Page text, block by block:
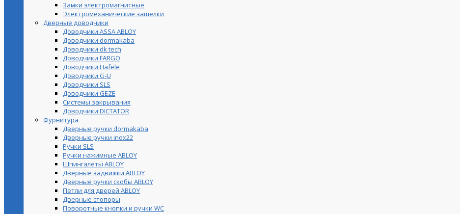
Замки электромагнитные
Электромеханические защелки
Дверные доводчики
Доводчики ASSA ABLOY
Доводчики dormakaba
Доводчики dk tech
Доводчики FARGO
Доводчики Hafele
Доводчики G-U
Доводчики SLS
Доводчики GEZE
Cистемы закрывания
Доводчики DICTATOR
Фурнитура
Дверные ручки dormakaba
Дверные ручки inox22
Ручки SLS
Ручки нажимные ABLOY
Шпингалеты ABLOY
Дверные задвижки ABLOY
Дверные ручки скобы ABLOY
Петли для дверей ABLOY
Дверные стопоры
Поворотные кнопки и ручки WC